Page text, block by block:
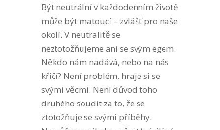
Být neutrální v každodenním životě
může být matoucí – zvlášť pro naše
okolí. V neutralitě se
neztotožňujeme ani se svým egem.
Někdo nám nadává, nebo na nás
křičí? Není problém, hraje si se
svými věcmi. Není důvod toho
druhého soudit za to, že se
ztotožňuje se svými příběhy.